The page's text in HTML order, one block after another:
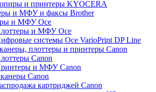
и принтеры KYOCERA
и МФУ и факсы Brother
и МФУ Oce
и МФУ Oce
системы Oce VarioPrint DP Line
плоттеры и принтеры Canon
Canon
и МФУ Canon
Canon
картриджей Canon